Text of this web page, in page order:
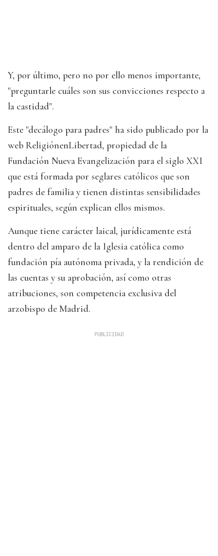
Y, por último, pero no por ello menos importante,
"preguntarle cuáles son sus convicciones respecto a
la castidad".
Este "decálogo para padres" ha sido publicado por la
web ReligiónenLibertad, propiedad de la
Fundación Nueva Evangelización para el siglo XXI
que está formada por seglares católicos que son
padres de familia y tienen distintas sensibilidades
espirituales, según explican ellos mismos.
Aunque tiene carácter laical, jurídicamente está
dentro del amparo de la Iglesia católica como
fundación pía autónoma privada, y la rendición de
las cuentas y su aprobación, así como otras
atribuciones, son competencia exclusiva del
arzobispo de Madrid.